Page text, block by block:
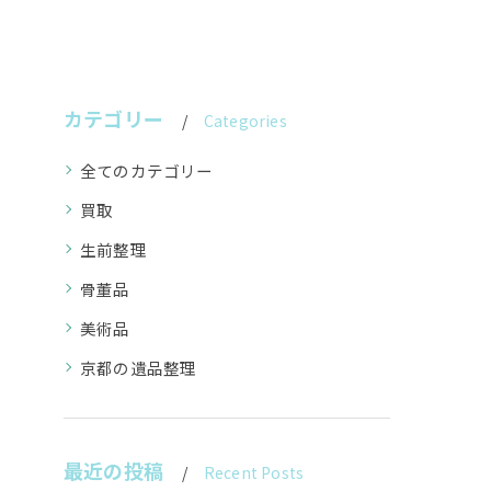
カテゴリー Categories
全てのカテゴリー
買取
生前整理
骨董品
美術品
京都の遺品整理
最近の投稿 Recent Posts